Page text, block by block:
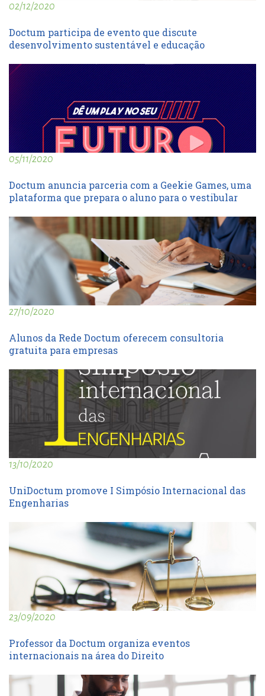
02/12/2020
Doctum participa de evento que discute
desenvolvimento sustentável e educação
05/11/2020
Doctum anuncia parceria com a Geekie Games, uma
plataforma que prepara o aluno para o vestibular
27/10/2020
Alunos da Rede Doctum oferecem consultoria
gratuita para empresas
13/10/2020
UniDoctum promove I Simpósio Internacional das
Engenharias
23/09/2020
Professor da Doctum organiza eventos
internacionais na área do Direito